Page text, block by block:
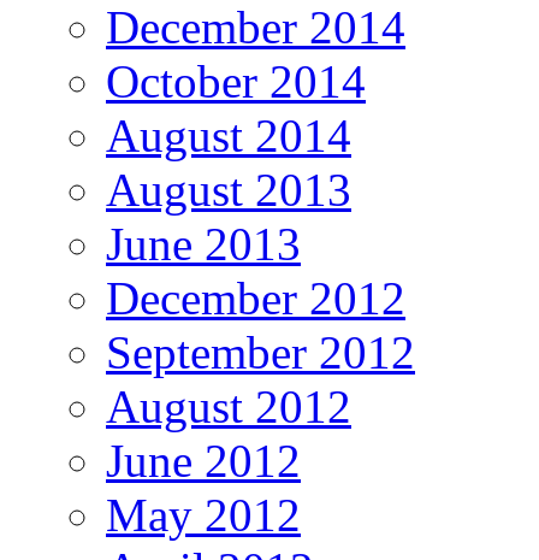
December 2014
October 2014
August 2014
August 2013
June 2013
December 2012
September 2012
August 2012
June 2012
May 2012